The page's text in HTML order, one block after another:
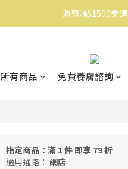
消費滿$1500免運
消費滿$1500免運
消費滿$1500免運
所有商品 免費養膚諮詢
指定商品：滿 1 件 即享 79 折
適用通路： 網店